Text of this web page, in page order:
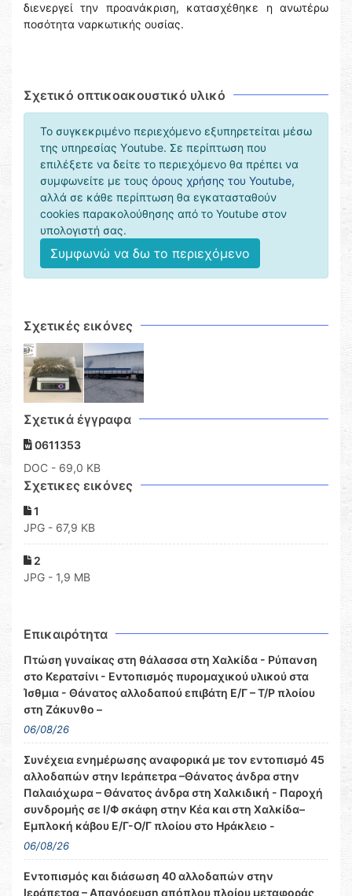
διενεργεί την προανάκριση, κατασχέθηκε η ανωτέρω
ποσότητα ναρκωτικής ουσίας.
Σχετικό οπτικοακουστικό υλικό
Το συγκεκριμένο περιεχόμενο εξυπηρετείται μέσω
της υπηρεσίας Υoutube. Σε περίπτωση που
επιλέξετε να δείτε το περιεχόμενο θα πρέπει να
συμφωνείτε με τους όρους χρήσης του Youtube,
αλλά σε κάθε περίπτωση θα εγκατασταθούν
cookies παρακολούθησης από το Youtube στον
υπολογιστή σας.
Συμφωνώ να δω το περιεχόμενο
Σχετικές εικόνες
Σχετικά έγγραφα
0611353
DOC - 69,0 KB
Σχετικες εικόνες
1
JPG - 67,9 KB
2
JPG - 1,9 MB
Επικαιρότητα
Πτώση γυναίκας στη θάλασσα στη Χαλκίδα - Ρύπανση
στο Κερατσίνι - Εντοπισμός πυρομαχικού υλικού στα
Ίσθμια - Θάνατος αλλοδαπού επιβάτη Ε/Γ – Τ/Ρ πλοίου
στη Ζάκυνθο –
06/08/26
Συνέχεια ενημέρωσης αναφορικά με τον εντοπισμό 45
αλλοδαπών στην Ιεράπετρα –Θάνατος άνδρα στην
Παλαιόχωρα – Θάνατος άνδρα στη Χαλκιδική - Παροχή
συνδρομής σε Ι/Φ σκάφη στην Κέα και στη Χαλκίδα–
Εμπλοκή κάβου Ε/Γ-Ο/Γ πλοίου στο Ηράκλειο -
06/08/26
Εντοπισμός και διάσωση 40 αλλοδαπών στην
Ιεράπετρα – Απαγόρευση απόπλου πλοίου μεταφοράς